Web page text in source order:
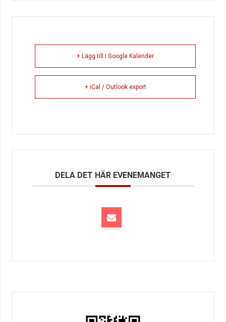
+ Lägg till i Google Kalender
+ iCal / Outlook export
DELA DET HÄR EVENEMANGET